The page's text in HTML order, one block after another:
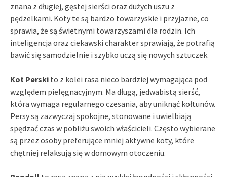
znana z długiej, gęstej sierści oraz dużych uszu z
pędzelkami. Koty te są bardzo towarzyskie i przyjazne, co
sprawia, że są świetnymi towarzyszami dla rodzin. Ich
inteligencja oraz ciekawski charakter sprawiają, że potrafią
bawić się samodzielnie i szybko uczą się nowych sztuczek.
Kot Perski to z kolei rasa nieco bardziej wymagająca pod
względem pielęgnacyjnym. Ma długą, jedwabistą sierść,
która wymaga regularnego czesania, aby uniknąć kołtunów.
Persy są zazwyczaj spokojne, stonowane i uwielbiają
spędzać czas w pobliżu swoich właścicieli. Często wybierane
są przez osoby preferujące mniej aktywne koty, które
chętniej relaksują się w domowym otoczeniu.